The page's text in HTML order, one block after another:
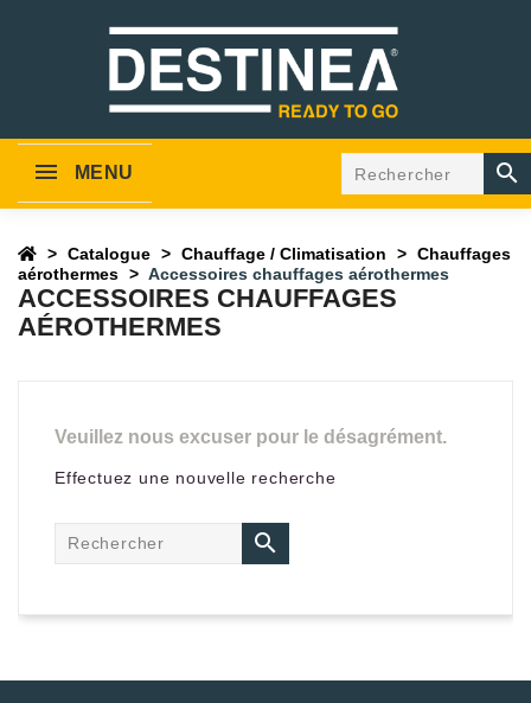
MENU 
Catalogue Chauffage / Climatisation
Chauffages
aérothermes
Accessoires chauffages aérothermes
ACCESSOIRES CHAUFFAGES
AÉROTHERMES
Veuillez nous excuser pour le désagrément.
Effectuez une nouvelle recherche
